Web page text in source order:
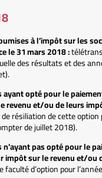
à l’impôt sur les
le 31 mars 2018 :
des résultats et des
ayant opté pour le
revenu et/ou de leurs
résiliation de cette option
de juillet 2018).
pas opté pour le
impôt sur le revenu et/ou
faculté d’option pour